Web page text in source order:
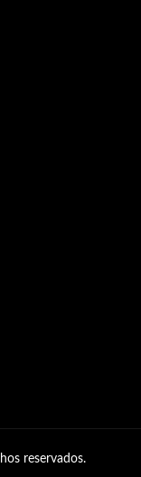
reservados.